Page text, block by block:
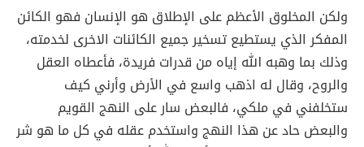
ولكن المخلوق الأعظم على الإطلاق هو الإنسان فهو الكائن
المفكر الذي يستطيع تسخير جميع الكائنات الاخرى لخدمته،
وذلك بما وهبه الله إياه من قدرات فريدة، فأعطاه العقل
والروح، وقال له اذهب واسع في الأرض وأرني كيف
ستخلفني في ملكي، فالبعض سار على النهج القويم
والبعض حاد عن هذا النهج واستخدم عقله في كل ما هو شر